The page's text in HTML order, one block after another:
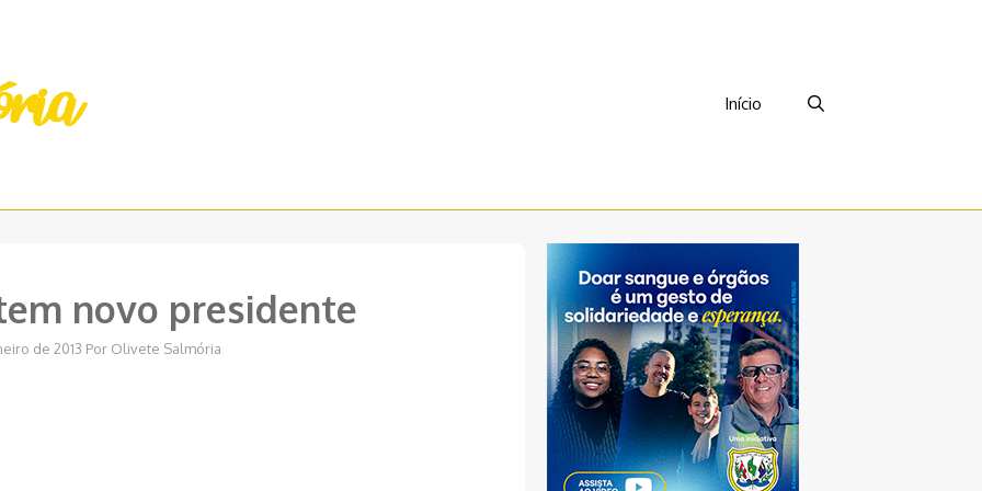
Início
novo presidente
de 2013 Por Olivete Salmória